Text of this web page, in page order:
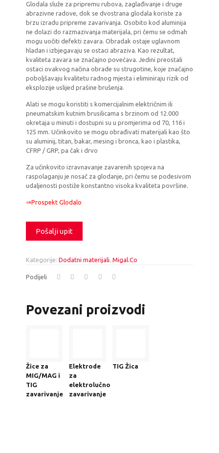
Glodala služe za pripremu rubova, zaglađivanje i druge
abrazivne radove, dok se dvostrana glodala koriste za
brzu izradu pripreme zavarivanja. Osobito kod aluminija
ne dolazi do razmazivanja materijala, pri čemu se odmah
mogu uočiti defekti zavara. Obradak ostaje uglavnom
hladan i izbjegavaju se ostaci abraziva. Kao rezultat,
kvaliteta zavara se značajno povećava. Jedini preostali
ostaci ovakvog načina obrade su strugotine, koje značajno
poboljšavaju kvalitetu radnog mjesta i eliminiraju rizik od
eksplozije uslijed prašine brušenja.
Alati se mogu koristiti s komercijalnim električnim ili
pneumatskim kutnim brusilicama s brzinom od 12.000
okretaja u minuti i dostupni su u promjerima od 70, 116 i
125 mm. Učinkovito se mogu obrađivati materijali kao što
su aluminij, titan, bakar, mesing i bronca, kao i plastika,
CFRP / GRP, pa čak i drvo
Za učinkovito izravnavanje zavarenih spojeva na
raspolaganju je nosač za glodanje, pri čemu se podesivom
udaljenosti postiže konstantno visoka kvaliteta površine.
⇒Prospekt Glodalo
Pošalji upit
Kategorije: Dodatni materijali, Migal.Co
Podijeli
Povezani proizvodi
Žice za
MIG/MAG i
TIG
zavarivanje
Elektrode
za
elektrolučno
zavarivanje
TIG Žica